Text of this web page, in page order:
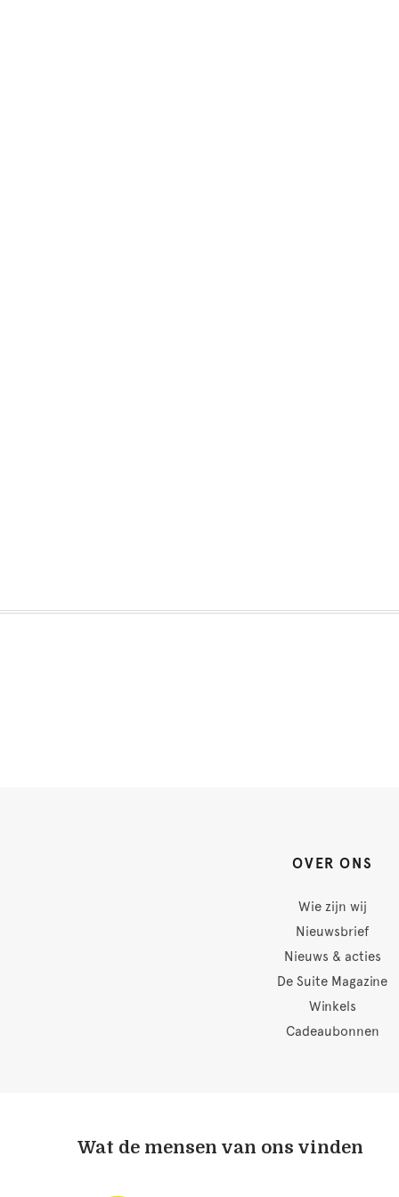
OVER ONS
Wie zijn wij
Nieuwsbrief
Nieuws & acties
De Suite Magazine
Winkels
Cadeaubonnen
Wat de mensen van ons vinden